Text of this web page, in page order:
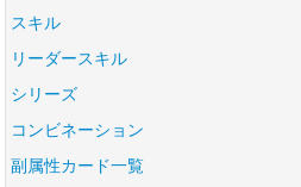
スキル
リーダースキル
シリーズ
コンビネーション
副属性カード一覧